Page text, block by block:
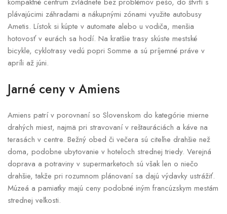
plávajúcimi záhradami a nákupnými zónami využite autobusy
Ametis. Lístok si kúpte v automate alebo u vodiča, menšia
hotovosť v eurách sa hodí. Na kratšie trasy skúste mestské
bicykle, cyklotrasy vedú popri Somme a sú príjemné práve v
apríli až júni.
Jarné ceny v Amiens
Amiens patrí v porovnaní so Slovenskom do kategórie mierne
drahých miest, najmä pri stravovaní v reštauráciách a káve na
terasách v centre. Bežný obed či večera sú citeľne drahšie než
doma, podobne ubytovanie v hoteloch strednej triedy. Verejná
doprava a potraviny v supermarketoch sú však len o niečo
drahšie, takže pri rozumnom plánovaní sa dajú výdavky ustrážiť.
Múzeá a pamiatky majú ceny podobné iným francúzskym mestám
strednej veľkosti.